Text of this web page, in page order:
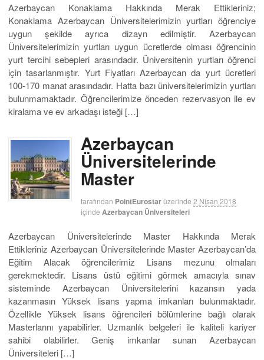
Azerbaycan Konaklama Hakkında Merak Ettikleriniz;
Konaklama Azerbaycan Üniversitelerimizin yurtları öğrenciye
uygun şekilde ayrıca dizayn edilmiştir. Azerbaycan
Üniversitelerimizin yurtları uygun ücretlerde olması öğrencinin
yurt tercihi sebepleri arasındadır. Üniversitenin yurtları öğrenci
için tasarlanmıştır. Yurt Fiyatları Azerbaycan da yurt ücretleri
100-170 manat arasındadır. Hatta bazı üniversitelerimizin yurtları
bulunmamaktadır. Öğrencilerimize önceden rezervasyon ile ev
kiralama ve ev arkadaşı isteği […]
Azerbaycan
Üniversitelerinde
Master
tarafından PointEurostarüzerinde 2 Nisan 2018
içinde Azerbaycan Üniversiteleri
Azerbaycan Üniversitelerinde Master Hakkında Merak
Ettikleriniz Azerbaycan Üniversitelerinde Master Azerbaycan’da
Eğitim Alacak öğrencilerimiz Lisans mezunu olmaları
gerekmektedir. Lisans üstü eğitimi görmek amacıyla sınav
sisteminde Azerbaycan Üniversitelerini kazansın yada
kazanmasın Yüksek lisans yapma imkanları bulunmaktadır.
Özellikle Yüksek lisans öğrencileri bölümlerine bağlı olarak
Masterlarını yapabilirler. Uzmanlık belgeleri ile kaliteli kariyer
sahibi olabilirler. Geniş imkanlar sunan Azerbaycan
Üniversiteleri […]